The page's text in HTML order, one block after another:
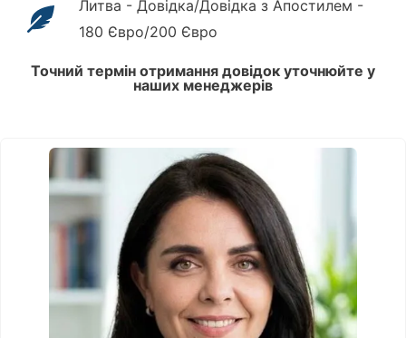
Литва - Довідка/Довідка з Апостилем -
180 Євро/200 Євро
Точний термін отримання довідок уточнюйте у
наших менеджерів